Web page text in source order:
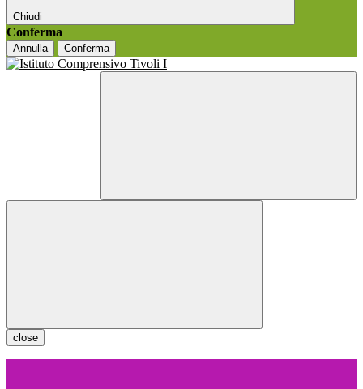
Chiudi
Conferma
Annulla Conferma
close